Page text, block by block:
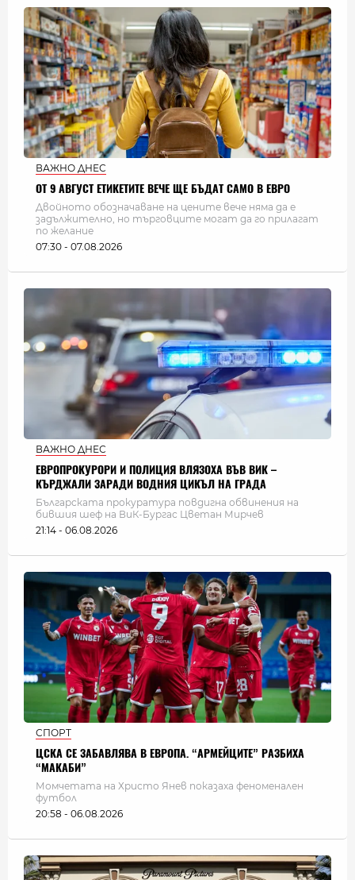
ВАЖНО ДНЕС
ОТ 9 АВГУСТ ЕТИКЕТИТЕ ВЕЧЕ ЩЕ БЪДАТ САМО В ЕВРО
Двойното обозначаване на цените вече няма да е
задължително, но търговците могат да го прилагат
по желание
07:30 - 07.08.2026
ВАЖНО ДНЕС
ЕВРОПРОКУРОРИ И ПОЛИЦИЯ ВЛЯЗОХА ВЪВ ВИК –
КЪРДЖАЛИ ЗАРАДИ ВОДНИЯ ЦИКЪЛ НА ГРАДА
Българската прокуратура повдигна обвинения на
бившия шеф на ВиК-Бургас Цветан Мирчев
21:14 - 06.08.2026
СПОРТ
ЦСКА СЕ ЗАБАВЛЯВА В ЕВРОПА. “АРМЕЙЦИТЕ” РАЗБИХА
“МАКАБИ”
Момчетата на Христо Янев показаха феноменален
футбол
20:58 - 06.08.2026